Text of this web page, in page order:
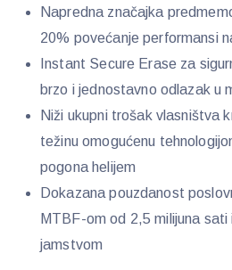
Napredna značajka
20% povećanje performansi
Instant Secure Erase za
brzo i jednostavno odlazak u
Niži ukupni trošak vlasništva
težinu omogućenu
pogona helijem
Dokazana pouzdanost
MTBF-om od 2,5 milijuna sati
jamstvom